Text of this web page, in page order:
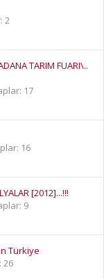
2
TARIM FUARI\..
17
16
[2012]...!!!
9
Türkiye
26